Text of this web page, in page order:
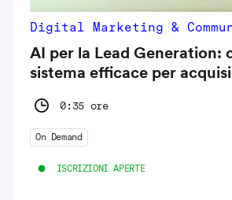
Digital Marketing &
AI per la Lead Generation:
sistema efficace per
0:35 ore
On Demand
ISCRIZIONI APERTE